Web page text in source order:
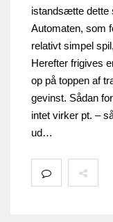
istandsætte dette
Automaten, som
relativt simpel
Herefter frigives
op på toppen af
gevinst. Sådan
intet virker pt. –
ud…